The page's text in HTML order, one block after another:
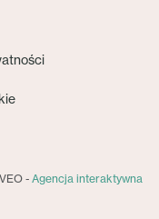
- Agencja interaktywna